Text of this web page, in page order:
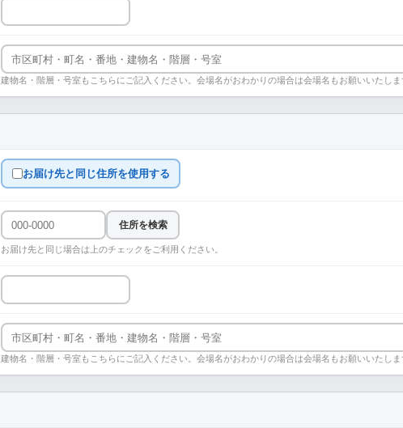
建物名・階層・号室もこちらにご記入ください。会場名がおわかりの場合は会場名もお願いいたしま
お届け先と同じ住所を使用する
住所を検索
お届け先と同じ場合は上のチェックをご利用ください。
建物名・階層・号室もこちらにご記入ください。会場名がおわかりの場合は会場名もお願いいたしま